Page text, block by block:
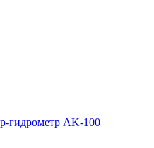
гидрометр AK-100